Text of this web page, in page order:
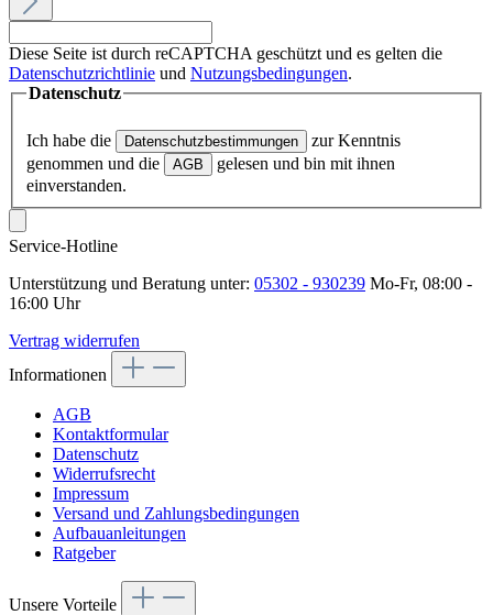
Diese Seite ist durch reCAPTCHA geschützt und es gelten die
Datenschutzrichtlinie und Nutzungsbedingungen.
Datenschutz
Ich habe die Datenschutzbestimmungen
zur Kenntnis
genommen und die
AGB
gelesen und bin mit ihnen
einverstanden.
Service-Hotline
Unterstützung und Beratung unter: 05302 - 930239 Mo-Fr, 08:00 -
16:00 Uhr
Vertrag widerrufen
Informationen
AGB
Kontaktformular
Datenschutz
Widerrufsrecht
Impressum
Versand und Zahlungsbedingungen
Aufbauanleitungen
Ratgeber
Unsere Vorteile